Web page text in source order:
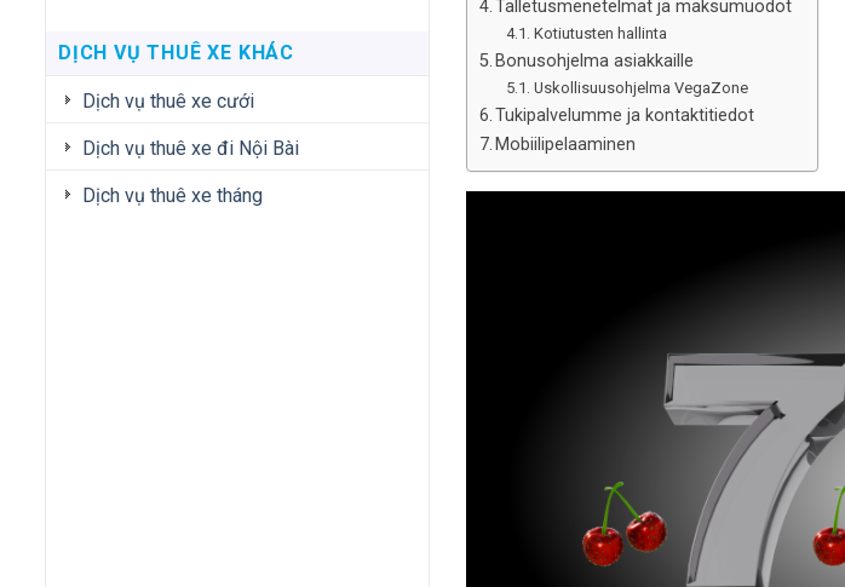
DỊCH VỤ THUÊ XE KHÁC
Dịch vụ thuê xe cưới
Dịch vụ thuê xe đi Nội Bài
Dịch vụ thuê xe tháng
Talletusmenetelmät ja maksumuodot
Kotiutusten hallinta
Bonusohjelma asiakkaille
Uskollisuusohjelma VegaZone
Tukipalvelumme ja kontaktitiedot
Mobiilipelaaminen